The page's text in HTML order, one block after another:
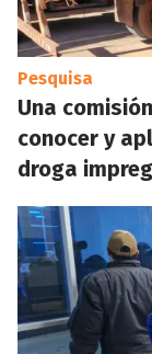
Pesquisa
Una
conocer y
droga